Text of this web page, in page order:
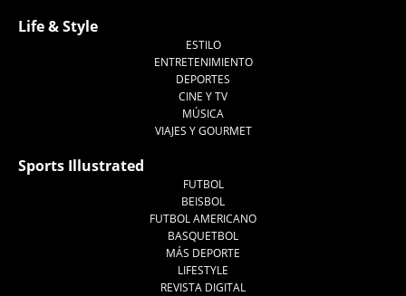
Life & Style
ESTILO
ENTRETENIMIENTO
DEPORTES
CINE Y TV
MÚSICA
VIAJES Y GOURMET
Sports Illustrated
FUTBOL
BEISBOL
FUTBOL AMERICANO
BASQUETBOL
MÁS DEPORTE
LIFESTYLE
REVISTA DIGITAL